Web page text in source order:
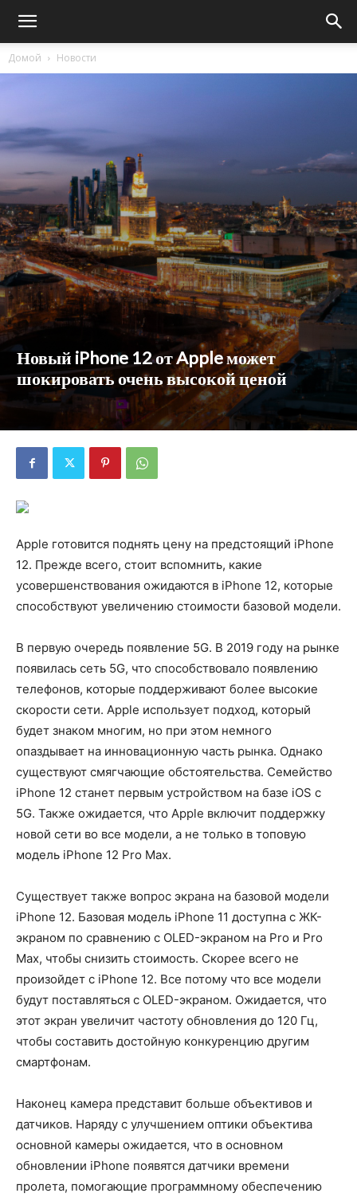
Домой Новости
Новый iPhone 12 от Apple может
шокировать очень высокой ценой
Apple готовится поднять цену на предстоящий iPhone
12. Прежде всего, стоит вспомнить, какие
усовершенствования ожидаются в iPhone 12, которые
способствуют увеличению стоимости базовой модели.
В первую очередь появление 5G. В 2019 году на рынке
появилась сеть 5G, что способствовало появлению
телефонов, которые поддерживают более высокие
скорости сети. Apple использует подход, который
будет знаком многим, но при этом немного
опаздывает на инновационную часть рынка. Однако
существуют смягчающие обстоятельства. Семейство
iPhone 12 станет первым устройством на базе iOS с
5G. Также ожидается, что Apple включит поддержку
новой сети во все модели, а не только в топовую
модель iPhone 12 Pro Max.
Существует также вопрос экрана на базовой модели
iPhone 12. Базовая модель iPhone 11 доступна с ЖК-
экраном по сравнению с OLED-экраном на Pro и Pro
Max, чтобы снизить стоимость. Скорее всего не
произойдет с iPhone 12. Все потому что все модели
будут поставляться с OLED-экраном. Ожидается, что
этот экран увеличит частоту обновления до 120 Гц,
чтобы составить достойную конкуренцию другим
смартфонам.
Наконец камера представит больше объективов и
датчиков. Наряду с улучшением оптики объектива
основной камеры ожидается, что в основном
обновлении iPhone появятся датчики времени
пролета, помогающие программному обеспечению